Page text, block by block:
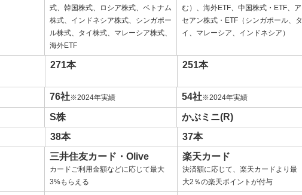
式、韓国株式、ロシア株式、ベトナム
株式、インドネシア株式、シンガポー
ル株式、タイ株式、マレーシア株式、
海外ETF
む）、海外ETF、中国株式・ETF、ア
セアン株式・ETF（シンガポール、タ
イ、マレーシア、インドネシア）
271本 251本
76社※2024年実績 54社※2024年実績
S株
かぶミニ(R)
38本
37本
三井住友カード・Olive
カードご利用金額などに応じて最大
3%もらえる
楽天カード
決済額に応じて、楽天カードより最
大2％の楽天ポイントが付与